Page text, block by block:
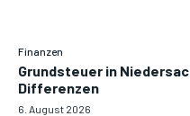
Finanzen
Grundsteuer in
Differenzen
6. August 2026